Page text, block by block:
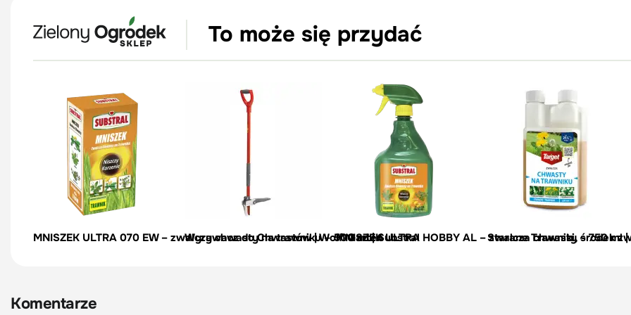
To może się przydać
MNISZEK ULTRA 070 EW – zwalcza chwasty na trawniku – 500 ml | Substral
Wyrywacz do Chwastów | Wolf-GartenMNISZEK ULTRA HOBBY AL – zwalcza chwasty – 750 ml |
Starane Trawniki, środek
Komentarze